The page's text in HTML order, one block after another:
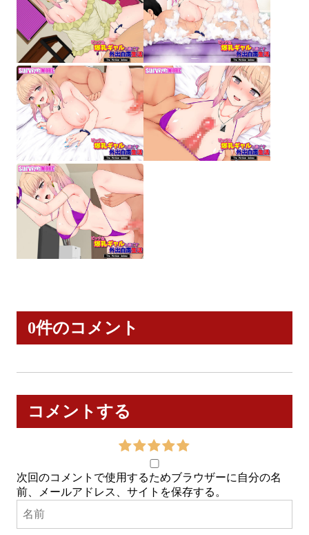
0件のコメント
コメントする
次回のコメントで使用するためブラウザーに自分の名
前、メールアドレス、サイトを保存する。